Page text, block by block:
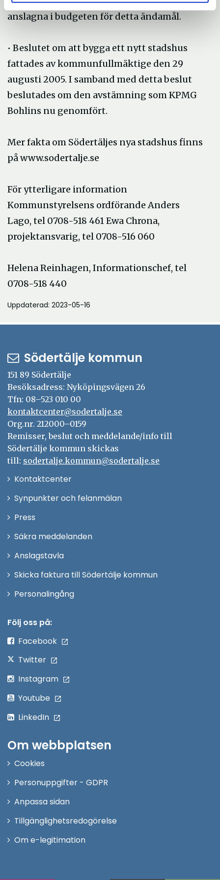
anslagna i budgeten för detta ändamål.
• Beslutet om att bygga ett nytt stadshus
fattades av kommunfullmäktige den 29
augusti 2005. I samband med detta beslut
beslutades om den avstämning som KPMG
Bohlins nu genomfört.
Mer fakta om Södertäljes nya stadshus finns
på www.sodertalje.se
För ytterligare information
Kommunstyrelsens ordförande Anders
Lago, tel 0708-518 461 Ewa Chrona,
projektansvarig, tel 0708-516 060
Helena Reinhagen, Informationschef, tel
0708-518 440
Uppdaterad: 2023-05-16
Södertälje kommun
151 89 Södertälje
Besöksadress: Nyköpingsvägen 26
Tfn: 08–523 010 00
kontaktcenter@sodertalje.se
Org.nr. 212000–0159
Remisser, beslut och meddelande/info till
Södertälje kommun skickas
till: sodertalje.kommun@sodertalje.se
KontaktcenterÖppna
Synpunkter och felanmälan
Press
fönster
Säkra meddelanden
Anslagstavla
Skicka faktura till Södertälje kommun
PersonalingångÖppna
Följ oss på:
Facebook
Twitter
Instagram
Youtube
LinkedIn
Om webbplatsen
Cookies
Personuppgifter - GDPR
Anpassa sidan
Tillgänglighetsredogörelse
Om e-legitimation